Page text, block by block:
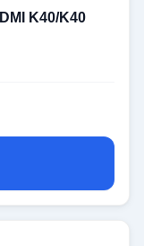
K40/K40